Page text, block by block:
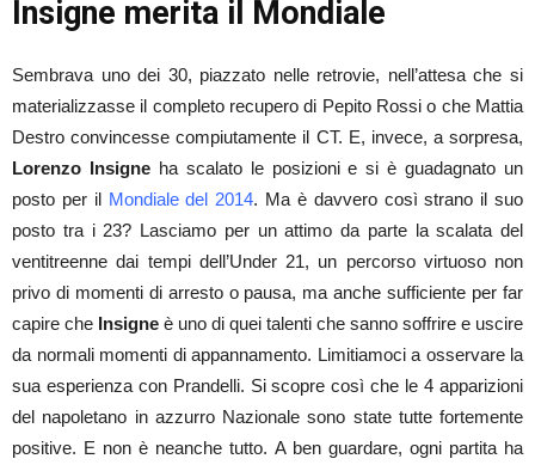
Insigne merita il Mondiale
Sembrava uno dei 30, piazzato nelle retrovie, nell’attesa che si
materializzasse il completo recupero di Pepito Rossi o che Mattia
Destro convincesse compiutamente il CT. E, invece, a sorpresa,
Lorenzo Insigneha scalato le posizioni e si è guadagnato un
posto per il Mondiale del 2014. Ma è davvero così strano il suo
posto tra i 23? Lasciamo per un attimo da parte la scalata del
ventitreenne dai tempi dell’Under 21, un percorso virtuoso non
privo di momenti di arresto o pausa, ma anche sufficiente per far
capire che Insigne è uno di quei talenti che sanno soffrire e uscire
da normali momenti di appannamento. Limitiamoci a osservare la
sua esperienza con Prandelli. Si scopre così che le 4 apparizioni
del napoletano in azzurro Nazionale sono state tutte fortemente
positive. E non è neanche tutto. A ben guardare, ogni partita ha